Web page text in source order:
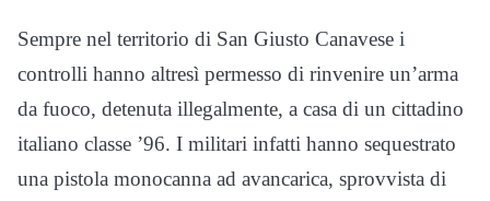
Sempre nel territorio di San Giusto Canavese i
controlli hanno altresì permesso di rinvenire un’arma
da fuoco, detenuta illegalmente, a casa di un cittadino
italiano classe ’96. I militari infatti hanno sequestrato
una pistola monocanna ad avancarica, sprovvista di